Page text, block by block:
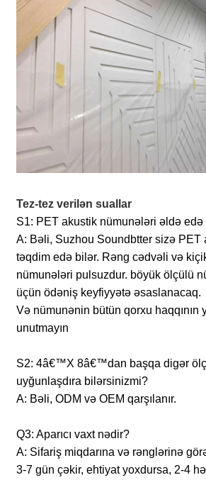
Tez-tez verilən suallar
S1: PET akustik nümunələri əldə
A: Bəli, Suzhou Soundbtter sizə PET
təqdim edə bilər. Rəng cədvəli və
nümunələri pulsuzdur. böyük ölçülü
üçün ödəniş keyfiyyətə əsaslanacaq.
Və nümunənin bütün qorxu haqqının
unutmayın
S2: 4â€™X 8â€™dan başqa digər
uyğunlaşdıra bilərsinizmi?
A: Bəli, ODM və OEM qarşılanır.
Q3: Aparıcı vaxt nədir?
A: Sifariş miqdarına və rənglərinə
3-7 gün çəkir, ehtiyat yoxdursa, 2-4